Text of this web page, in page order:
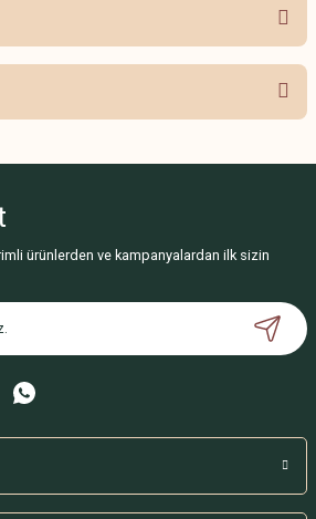
ederiz.
veya görüntülenemiyor.
bilgiler bulunuyor.
bulunuyor.
alternatifler olmalı.
ürünlerden ve kampanyalardan ilk sizin